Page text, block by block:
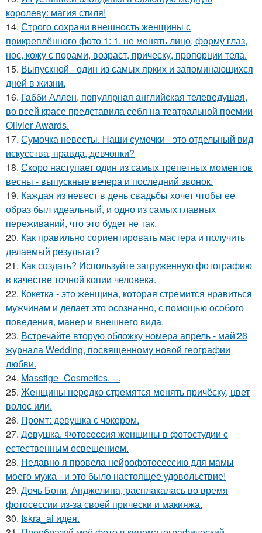
королеву: магия стиля!
14. Строго сохрани внешность женщины с
прикреплённого фото 1: 1. не менять лицо, форму глаз,
нос, кожу с порами, возраст, прическу, пропорции тела.
15. Выпускной - один из самых ярких и запоминающихся
дней в жизни.
16. Габби Аллен, популярная английская телеведущая,
во всей красе представила себя на театральной премии
Olivier Awards.
17. Сумочка невесты. Наши сумочки - это отдельный вид
искусства, правда, девчонки?
18. Скоро наступает один из самых трепетных моментов
весны - выпускные вечера и последний звонок.
19. Каждая из невест в день свадьбы хочет чтобы ее
образ был идеальный, и одно из самых главных
переживаний, что это будет не так.
20. Как правильно сориентировать мастера и получить
делаемый результат?
21. Как создать? Используйте загруженную фотографию
в качестве точной копии человека.
22. Кокетка - это женщина, которая стремится нравиться
мужчинам и делает это осознанно, с помощью особого
поведения, манер и внешнего вида.
23. Встречайте вторую обложку номера апрель - май'26
журнала Wedding, посвященному новой географии
любви.
24. Masstige_Cosmetics. --.
25. Женщины нередко стремятся менять причёску, цвет
волос или.
26. Промт: девушка с чокером.
27. Девушка. Фотосессия женщины в фотостудии c
естественным освещением.
28. Недавно я провела нейрофотосессию для мамы
моего мужа - и это было настоящее удовольствие!
29. Дочь Бони, Анджелина, расплакалась во время
фотосессии из-за своей прически и макияжа.
30. Iskra_ai идея.